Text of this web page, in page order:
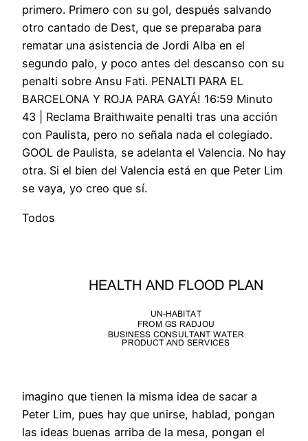
primero. Primero con su gol, después salvando
otro cantado de Dest, que se preparaba para
rematar una asistencia de Jordi Alba en el
segundo palo, y poco antes del descanso con su
penalti sobre Ansu Fati. PENALTI PARA EL
BARCELONA Y ROJA PARA GAYÁ! 16:59 Minuto
43 | Reclama Braithwaite penalti tras una acción
con Paulista, pero no señala nada el colegiado.
GOOL de Paulista, se adelanta el Valencia. No hay
otra. Si el bien del Valencia está en que Peter Lim
se vaya, yo creo que sí.
Todos
imagino que tienen la misma idea de sacar a
Peter Lim, pues hay que unirse, hablad, pongan
las ideas buenas arriba de la mesa, pongan el